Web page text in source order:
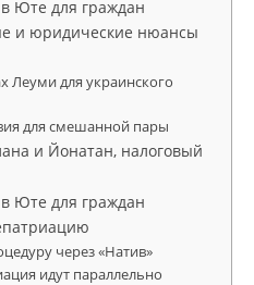
Юте для граждан
и юридические нюансы
Леуми для украинского
для смешанной пары
и Йонатан, налоговый
Юте для граждан
через «Натив»
идут параллельно